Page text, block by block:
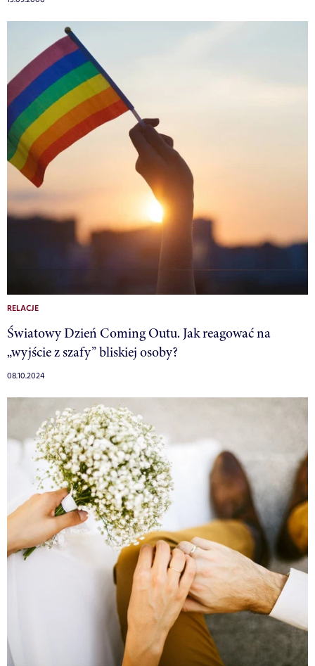
RELACJE
Światowy Dzień Coming Outu. Jak reagować na
„wyjście z szafy” bliskiej osoby?
08.10.2024